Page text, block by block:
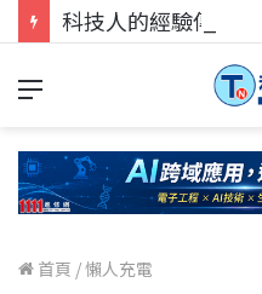
首頁 /懶人充電